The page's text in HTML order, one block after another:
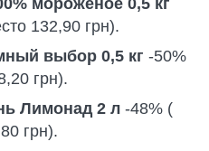
мороженое 0,5 кг
132,90 грн).
выбор 0,5 кг -50%
грн).
Лимонад 2 л -48% (
грн).